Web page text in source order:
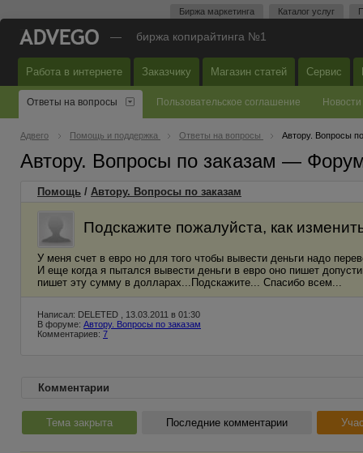
Биржа маркетинга Каталог услуг
— биржа копирайтинга №1
Работа в интернете Заказчику Магазин статей Сервис
Ответы на вопросы Пользовательское соглашение Новости
Адвего Помощь и поддержка Ответы на вопросы Автору. Вопросы
Автору. Вопросы по заказам —
Помощь / Автору. Вопросы по заказам
Подскажите пожалуйста, как
У меня счет в евро но для того чтобы вывести деньги надо
И еще когда я пытался вывести деньги в евро оно пишет
пишет эту сумму в долларах...Подскажите... Спасибо всем...
Написал: DELETED , 13.03.2011 в 01:30
В форуме: Автору. Вопросы по заказам
Комментариев: 7
Комментарии
Тема закрыта Последние комментарии